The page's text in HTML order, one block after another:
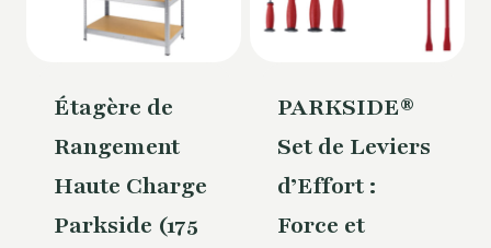
Étagère de
Rangement
Haute Charge
Parkside (175
PARKSIDE®
Set de Leviers
d’Effort :
Force et